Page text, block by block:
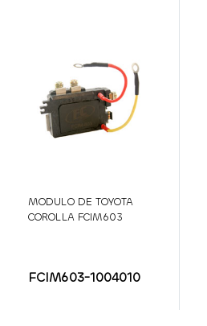
MODULO DE TOYOTA
COROLLA FCIM603
FCIM603-1004010